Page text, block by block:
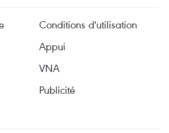
Conditions d'utilisation
Appui
VNA
Publicité